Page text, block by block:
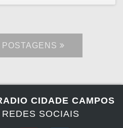
CIDADE CAMPOS
REDES SOCIAIS